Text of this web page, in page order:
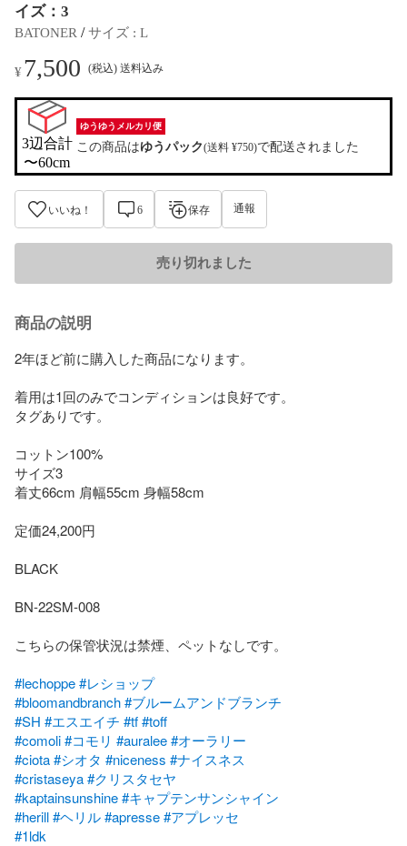
イズ：3
BATONER / サイズ : L
¥7,500 (税込) 送料込み
3辺合計
〜60cm
ゆうゆうメルカリ便
この商品はゆうパック(送料 ¥750)で配送されました
いいね！ 6 保存 通報
売り切れました
商品の説明
2年ほど前に購入した商品になります。
着用は1回のみでコンディションは良好です。
タグありです。
コットン100%
サイズ3
着丈66cm 肩幅55cm 身幅58cm
定価24,200円
BLACK
BN-22SM-008
こちらの保管状況は禁煙、ペットなしです。
#lechoppe#レショップ
#bloomandbranch#ブルームアンドブランチ
#SH #エスエイチ #tf#toff
#comoli#コモリ #auralee#オーラリー
#ciota#シオタ #niceness #ナイスネス
#cristaseya#クリスタセヤ
#kaptainsunshine#キャプテンサンシャイン
#herill#ヘリル#apresse#アプレッセ
#1ldk